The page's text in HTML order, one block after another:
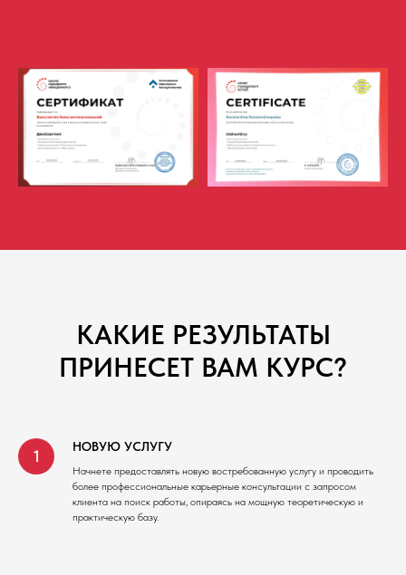
КАКИЕ РЕЗУЛЬТАТЫ
ПРИНЕСЕТ ВАМ КУРС?
НОВУЮ УСЛУГУ
Начнете предоставлять новую востребованную услугу и проводить
более профессиональные карьерные консультации с запросом
клиента на поиск работы, опираясь на мощную теоретическую и
практическую базу.